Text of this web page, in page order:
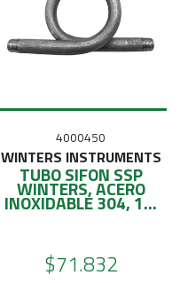
4000450
WINTERS INSTRUMENTS
TUBO SIFON SSP
WINTERS, ACERO
INOXIDABLE 304, 1...
$71.832